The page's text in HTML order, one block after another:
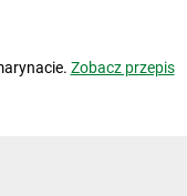
Zobacz przepis